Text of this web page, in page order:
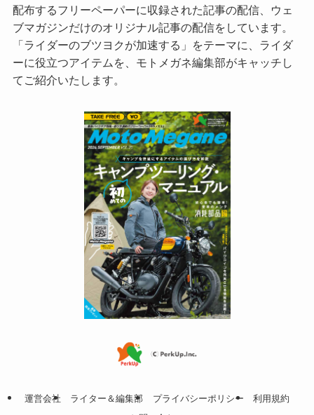
配布するフリーペーパーに収録された記事の配信、ウェ
ブマガジンだけのオリジナル記事の配信をしています。
「ライダーのブツヨクが加速する」をテーマに、ライダ
ーに役立つアイテムを、モトメガネ編集部がキャッチし
てご紹介いたします。
運営会社 ライター＆編集部 プライバシーポリシー
利用規約